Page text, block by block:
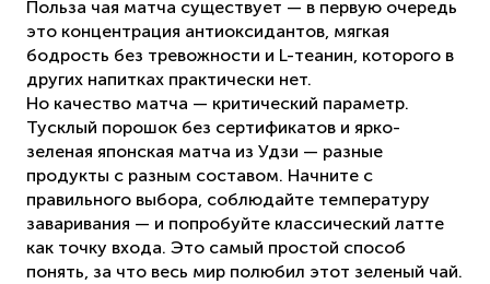
Польза чая матча существует — в первую очередь
это концентрация антиоксидантов, мягкая
бодрость без тревожности и L-теанин, которого в
других напитках практически нет.
Но качество матча — критический параметр.
Тусклый порошок без сертификатов и ярко-
зеленая японская матча из Удзи — разные
продукты с разным составом. Начните с
правильного выбора, соблюдайте температуру
заваривания — и попробуйте классический латте
как точку входа. Это самый простой способ
понять, за что весь мир полюбил этот зеленый чай.